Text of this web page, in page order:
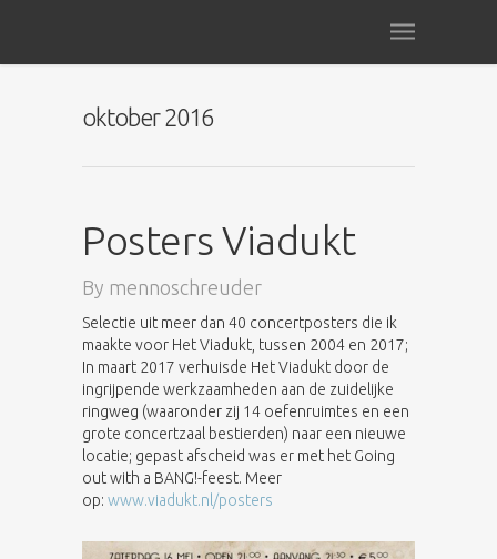
oktober 2016
Posters Viadukt
By mennoschreuder
Selectie uit meer dan 40 concertposters die ik
maakte voor Het Viadukt, tussen 2004 en 2017;
In maart 2017 verhuisde Het Viadukt door de
ingrijpende werkzaamheden aan de zuidelijke
ringweg (waaronder zij 14 oefenruimtes en een
grote concertzaal bestierden) naar een nieuwe
locatie; gepast afscheid was er met het Going
out with a BANG!-feest. Meer
op: www.viadukt.nl/posters